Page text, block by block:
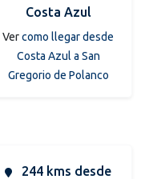
Costa Azul
Vercomo llegar desde
Costa Azul a San
Gregorio de Polanco
244 kms desde